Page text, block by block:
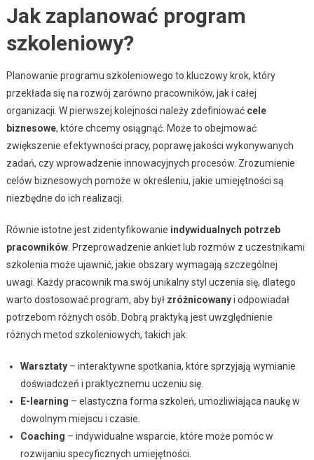
Jak zaplanować program
szkoleniowy?
Planowanie programu szkoleniowego to kluczowy krok, który
przekłada się na rozwój zarówno pracowników, jak i całej
organizacji. W pierwszej kolejności należy zdefiniować cele
biznesowe, które chcemy osiągnąć. Może to obejmować
zwiększenie efektywności pracy, poprawę jakości wykonywanych
zadań, czy wprowadzenie innowacyjnych procesów. Zrozumienie
celów biznesowych pomoże w określeniu, jakie umiejętności są
niezbędne do ich realizacji.
Równie istotne jest zidentyfikowanie indywidualnych potrzeb
pracowników. Przeprowadzenie ankiet lub rozmów z uczestnikami
szkolenia może ujawnić, jakie obszary wymagają szczególnej
uwagi. Każdy pracownik ma swój unikalny styl uczenia się, dlatego
warto dostosować program, aby był zróżnicowanyi odpowiadał
potrzebom różnych osób. Dobrą praktyką jest uwzględnienie
różnych metod szkoleniowych, takich jak:
Warsztaty– interaktywne spotkania, które sprzyjają wymianie
doświadczeń i praktycznemu uczeniu się.
E-learning – elastyczna forma szkoleń, umożliwiająca naukę w
dowolnym miejscu i czasie.
Coaching – indywidualne wsparcie, które może pomóc w
rozwijaniu specyficznych umiejętności.